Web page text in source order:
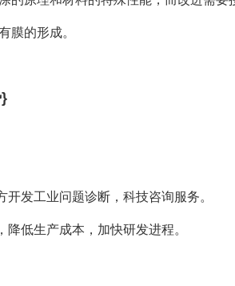
膜的形成。
发工业问题诊断，科技咨询服务。
低生产成本，加快研发进程。